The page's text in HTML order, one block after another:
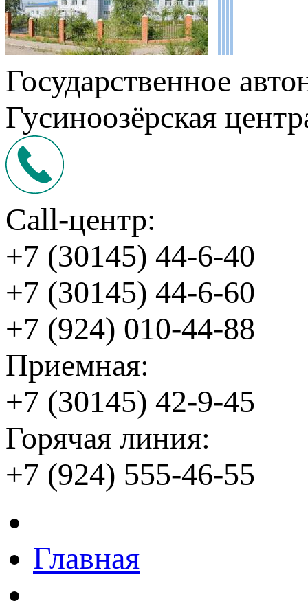
Государственное
Гусиноозёрская
Call-центр:
+7 (30145) 44-6-40
+7 (30145) 44-6-60
+7 (924) 010-44-88
Приемная:
+7 (30145) 42-9-45
Горячая линия:
+7 (924) 555-46-55
Главная